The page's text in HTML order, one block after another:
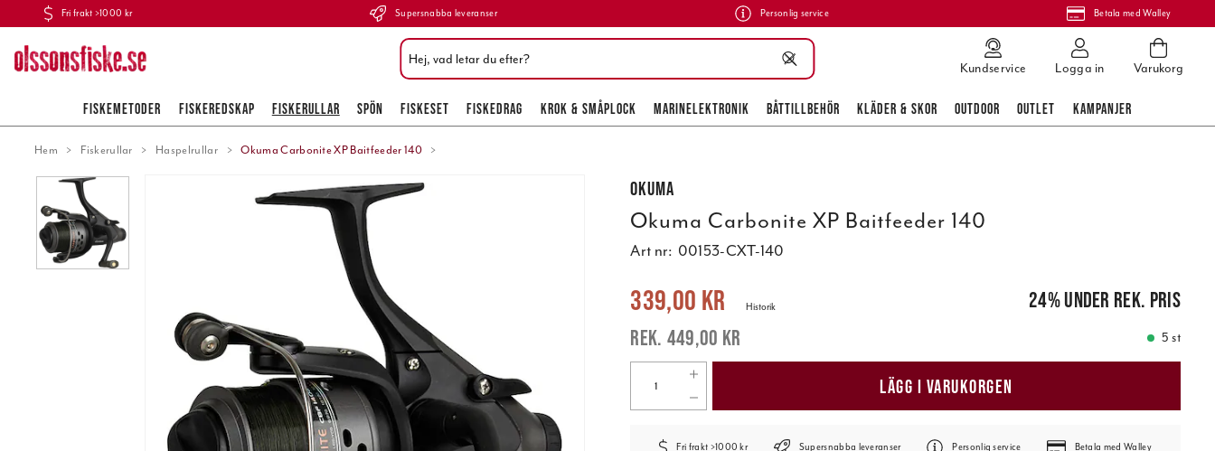
Fri frakt >1000 kr Supersnabba leveranser Personlig service Betala med Walley
Kundservice Logga in Varukorg
FISKEMETODER FISKEREDSKAP FISKERULLAR SPÖN FISKESET FISKEDRAG KROK & SMÅPLOCK MARINELEKTRONIK BÅTTILLBEHÖR KLÄDER & SKOR OUTDOOR OUTLET KAMPANJER
Hem Fiskerullar Haspelrullar Okuma Carbonite XP Baitfeeder 140
Okuma
Okuma Carbonite XP Baitfeeder 140
Art nr: 00153-CXT-140
Nuvarande pris:339,00 kr
339,00 kr
449,00 kr
Historik 24%under rek. pris
5 st
LÄGG I VARUKORGEN
Fri frakt >1000 kr Supersnabba leveranser Personlig service Betala med Walley